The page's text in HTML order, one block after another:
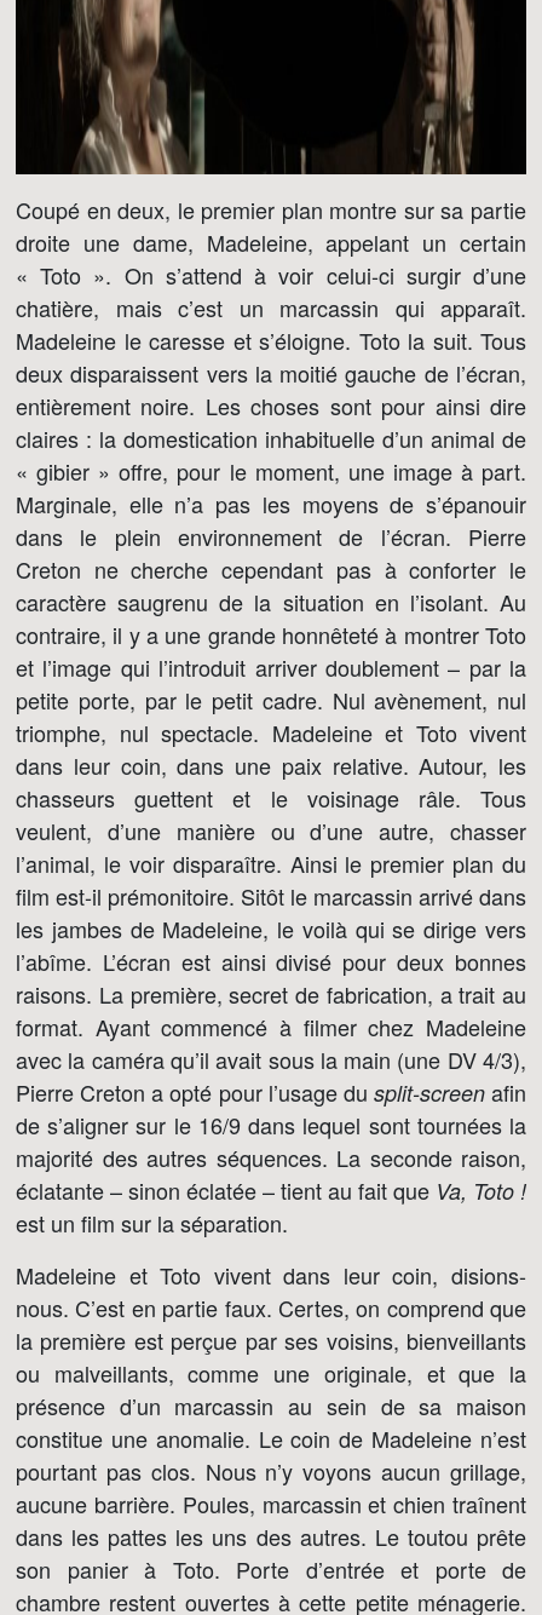
Coupé en deux, le premier plan montre sur sa partie
droite une dame, Madeleine, appelant un certain
« Toto ». On s’attend à voir celui-ci surgir d’une
chatière, mais c’est un marcassin qui apparaît.
Madeleine le caresse et s’éloigne. Toto la suit. Tous
deux disparaissent vers la moitié gauche de l’écran,
entièrement noire. Les choses sont pour ainsi dire
claires : la domestication inhabituelle d’un animal de
« gibier » offre, pour le moment, une image à part.
Marginale, elle n’a pas les moyens de s’épanouir
dans le plein environnement de l’écran. Pierre
Creton ne cherche cependant pas à conforter le
caractère saugrenu de la situation en l’isolant. Au
contraire, il y a une grande honnêteté à montrer Toto
et l’image qui l’introduit arriver doublement – par la
petite porte, par le petit cadre. Nul avènement, nul
triomphe, nul spectacle. Madeleine et Toto vivent
dans leur coin, dans une paix relative. Autour, les
chasseurs guettent et le voisinage râle. Tous
veulent, d’une manière ou d’une autre, chasser
l’animal, le voir disparaître. Ainsi le premier plan du
film est-il prémonitoire. Sitôt le marcassin arrivé dans
les jambes de Madeleine, le voilà qui se dirige vers
l’abîme. L’écran est ainsi divisé pour deux bonnes
raisons. La première, secret de fabrication, a trait au
format. Ayant commencé à filmer chez Madeleine
avec la caméra qu’il avait sous la main (une DV 4/3),
Pierre Creton a opté pour l’usage du split-screenafin
de s’aligner sur le 16/9 dans lequel sont tournées la
majorité des autres séquences. La seconde raison,
éclatante – sinon éclatée – tient au fait que Va, Toto !
est un film sur la séparation.
Madeleine et Toto vivent dans leur coin, disions-
nous. C’est en partie faux. Certes, on comprend que
la première est perçue par ses voisins, bienveillants
ou malveillants, comme une originale, et que la
présence d’un marcassin au sein de sa maison
constitue une anomalie. Le coin de Madeleine n’est
pourtant pas clos. Nous n’y voyons aucun grillage,
aucune barrière. Poules, marcassin et chien traînent
dans les pattes les uns des autres. Le toutou prête
son panier à Toto. Porte d’entrée et porte de
chambre restent ouvertes à cette petite ménagerie.